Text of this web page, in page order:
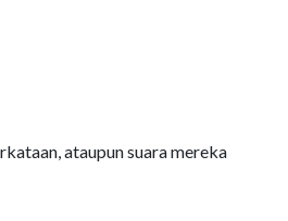
ataupun suara mereka